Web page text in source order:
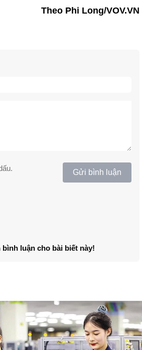
Theo Phi Long/VOV.VN
Gửi bình luận
luận cho bài biết này!